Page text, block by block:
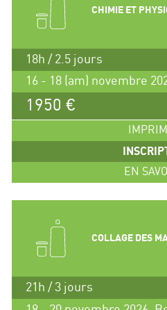
CHIMIE ET
18h / 2.5 jours
16 - 18 (am) novembre
1950 €
EN
COLLAGE DES
21h / 3 jours